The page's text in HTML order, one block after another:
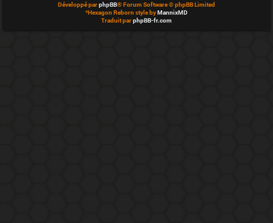
Développé parphpBB® Forum Software © phpBB Limited
*Hexagon Reborn style byMannixMD
Traduit parphpBB-fr.com